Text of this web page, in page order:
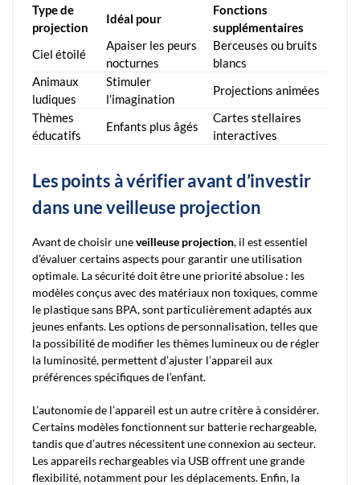
Type de
projection
Idéal pour
Fonctions
supplémentaires
Ciel étoilé
Apaiser les peurs
nocturnes
Berceuses ou bruits
blancs
Animaux
ludiques
Stimuler
l’imagination
Projections animées
Thèmes
éducatifs
Enfants plus âgés
Cartes stellaires
interactives
Les points à vérifier avant d’investir
dans une veilleuse projection
Avant de choisir uneveilleuse projection, il est essentiel
d’évaluer certains aspects pour garantir une utilisation
optimale. La sécurité doit être une priorité absolue : les
modèles conçus avec des matériaux non toxiques, comme
le plastique sans BPA, sont particulièrement adaptés aux
jeunes enfants. Les options de personnalisation, telles que
la possibilité de modifier les thèmes lumineux ou de régler
la luminosité, permettent d’ajuster l’appareil aux
préférences spécifiques de l’enfant.
L’autonomie de l’appareil est un autre critère à considérer.
Certains modèles fonctionnent sur batterie rechargeable,
tandis que d’autres nécessitent une connexion au secteur.
Les appareils rechargeables via USB offrent une grande
flexibilité, notamment pour les déplacements. Enfin, la